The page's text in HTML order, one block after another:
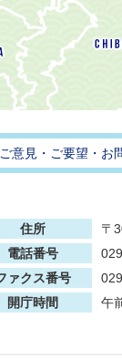
意見・ご要望・お
住所
〒
電話番号
ァクス番号
開庁時間
午